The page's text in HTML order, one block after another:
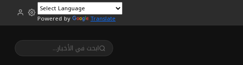
Powered by Translate